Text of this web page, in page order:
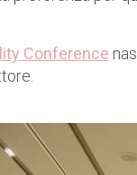
Conference